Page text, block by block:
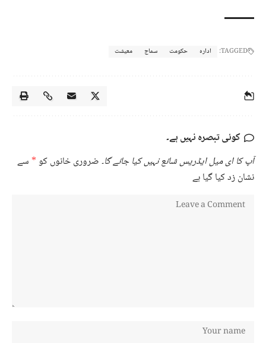
TAGGED: ادارہ حکومت سماج معیشت
کوئی تبصرہ نہیں ہے۔
آپ کا ای میل ایڈریس شائع نہیں کیا جائے گا۔ضروری خانوں کو* سے
نشان زد کیا گیا ہے